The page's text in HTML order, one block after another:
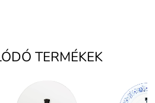
TERMÉKEK